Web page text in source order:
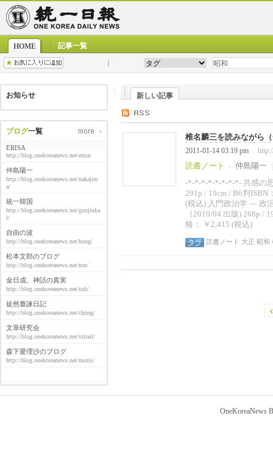
HOME 記事一覧
お知らせ
ブログ一覧
ERISA
http://blog.onekoreanews.net/erisa/
仲島陽一
http://blog.onekoreanews.net/nakajim
a/
統一韓国
http://blog.onekoreanews.net/gunjinka
i/
自由の波
http://blog.onekoreanews.net/hong/
松本文郎のブログ
http://blog.onekoreanews.net/nrn/
金日成、神話の真実
http://blog.onekoreanews.net/suh/
徒然臺諫日記
http://blog.onekoreanews.net/chung/
文章研究会
http://blog.onekoreanews.net/vitrail/
森下愛理沙のブログ
http://blog.onekoreanews.net/moris/
新しい記事
椎名麟三を読みながら
2011-01-14 03:19 pm
読書ノート -
仲島陽一
-*-*-*-*-*-*-*-*- 共感の
291p / 19cm / B6判ISBN
(税込) 入門政治学 ― 政
（2010/04 出版) 268p /
格： ￥2,415 (税込)
読書ノート 大正 昭和
OneKoreaNews